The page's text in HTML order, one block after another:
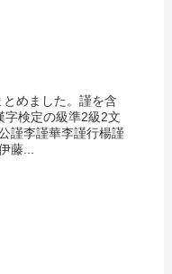
めました。謹を含
字検定の級準2級2文
謹李謹華李謹行楊謹
藤...